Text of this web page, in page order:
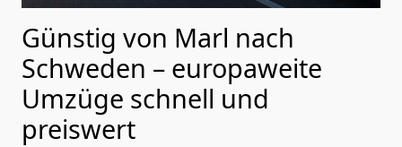
Günstig von Marl nach
Schweden – europaweite
Umzüge schnell und
preiswert